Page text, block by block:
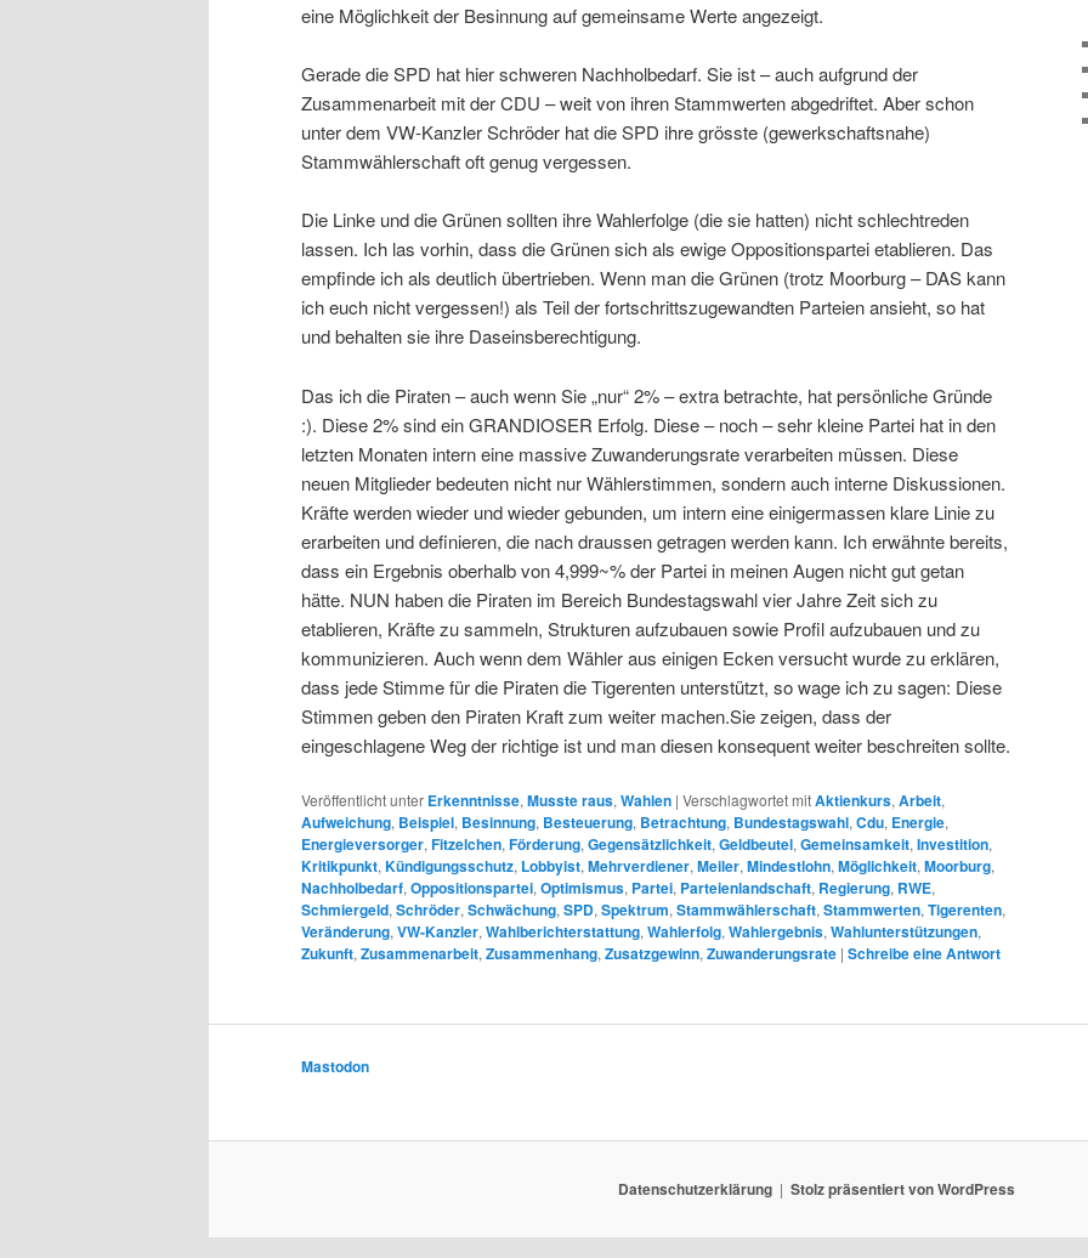
eine Möglichkeit der Besinnung auf gemeinsame Werte angezeigt.
Gerade die SPD hat hier schweren Nachholbedarf. Sie ist – auch aufgrund der
Zusammenarbeit mit der CDU – weit von ihren Stammwerten abgedriftet. Aber schon
unter dem VW-Kanzler Schröder hat die SPD ihre grösste (gewerkschaftsnahe)
Stammwählerschaft oft genug vergessen.
Die Linke und die Grünen sollten ihre Wahlerfolge (die sie hatten) nicht schlechtreden
lassen. Ich las vorhin, dass die Grünen sich als ewige Oppositionspartei etablieren. Das
empfinde ich als deutlich übertrieben. Wenn man die Grünen (trotz Moorburg – DAS kann
ich euch nicht vergessen!) als Teil der fortschrittszugewandten Parteien ansieht, so hat
und behalten sie ihre Daseinsberechtigung.
Das ich die Piraten – auch wenn Sie „nur“ 2% – extra betrachte, hat persönliche Gründe
:). Diese 2% sind ein GRANDIOSER Erfolg. Diese – noch – sehr kleine Partei hat in den
letzten Monaten intern eine massive Zuwanderungsrate verarbeiten müssen. Diese
neuen Mitglieder bedeuten nicht nur Wählerstimmen, sondern auch interne Diskussionen.
Kräfte werden wieder und wieder gebunden, um intern eine einigermassen klare Linie zu
erarbeiten und definieren, die nach draussen getragen werden kann. Ich erwähnte bereits,
dass ein Ergebnis oberhalb von 4,999~% der Partei in meinen Augen nicht gut getan
hätte. NUN haben die Piraten im Bereich Bundestagswahl vier Jahre Zeit sich zu
etablieren, Kräfte zu sammeln, Strukturen aufzubauen sowie Profil aufzubauen und zu
kommunizieren. Auch wenn dem Wähler aus einigen Ecken versucht wurde zu erklären,
dass jede Stimme für die Piraten die Tigerenten unterstützt, so wage ich zu sagen: Diese
Stimmen geben den Piraten Kraft zum weiter machen.Sie zeigen, dass der
eingeschlagene Weg der richtige ist und man diesen konsequent weiter beschreiten sollte.
Veröffentlicht unter Erkenntnisse, Musste raus, Wahlen | Verschlagwortet mitAktienkurs, Arbeit,
Aufweichung, Beispiel, Besinnung, Besteuerung, Betrachtung, Bundestagswahl, Cdu, Energie,
Energieversorger, Fitzelchen, Förderung, Gegensätzlichkeit, Geldbeutel, Gemeinsamkeit, Investition,
Kritikpunkt, Kündigungsschutz, Lobbyist, Mehrverdiener, Meiler, Mindestlohn, Möglichkeit, Moorburg,
Nachholbedarf, Oppositionspartei, Optimismus, Partei, Parteienlandschaft, Regierung, RWE,
Schmiergeld, Schröder, Schwächung, SPD, Spektrum, Stammwählerschaft, Stammwerten, Tigerenten,
Veränderung, VW-Kanzler, Wahlberichterstattung, Wahlerfolg, Wahlergebnis, Wahlunterstützungen,
Zukunft, Zusammenarbeit, Zusammenhang, Zusatzgewinn, Zuwanderungsrate | Schreibe eine Antwort
Mastodon
Datenschutzerklärung Stolz präsentiert von WordPress